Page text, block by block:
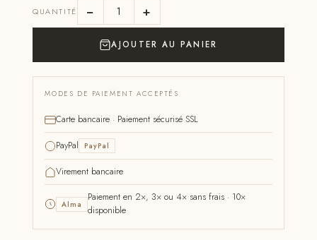
QUANTITÉ − +
AJOUTER AU PANIER
MODES DE PAIEMENT ACCEPTÉS
Carte bancaire · Paiement sécurisé SSL
PayPal PayPal
Virement bancaire
Alma
Paiement en 2×, 3× ou 4× sans frais · 10×
disponible